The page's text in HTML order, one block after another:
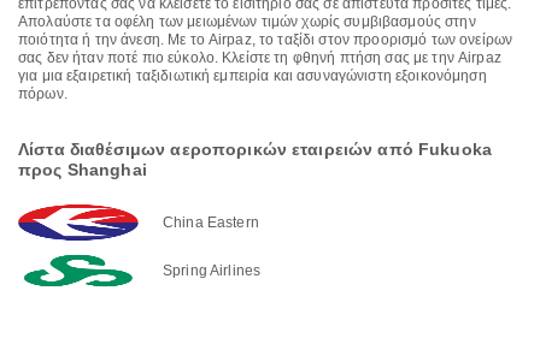
επιτρέποντάς σας να κλείσετε το εισιτήριό σας σε απίστευτα προσιτές τιμές.
Απολαύστε τα οφέλη των μειωμένων τιμών χωρίς συμβιβασμούς στην
ποιότητα ή την άνεση. Με το Airpaz, το ταξίδι στον προορισμό των ονείρων
σας δεν ήταν ποτέ πιο εύκολο. Κλείστε τη φθηνή πτήση σας με την Airpaz
για μια εξαιρετική ταξιδιωτική εμπειρία και ασυναγώνιστη εξοικονόμηση
πόρων.
Λίστα διαθέσιμων αεροπορικών εταιρειών από Fukuoka
προς Shanghai
China Eastern
Spring Airlines